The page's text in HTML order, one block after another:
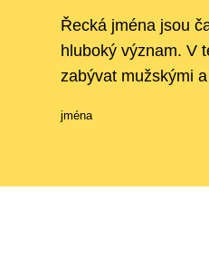
Řecká jména jsou
hluboký význam. V
zabývat mužskými
jména